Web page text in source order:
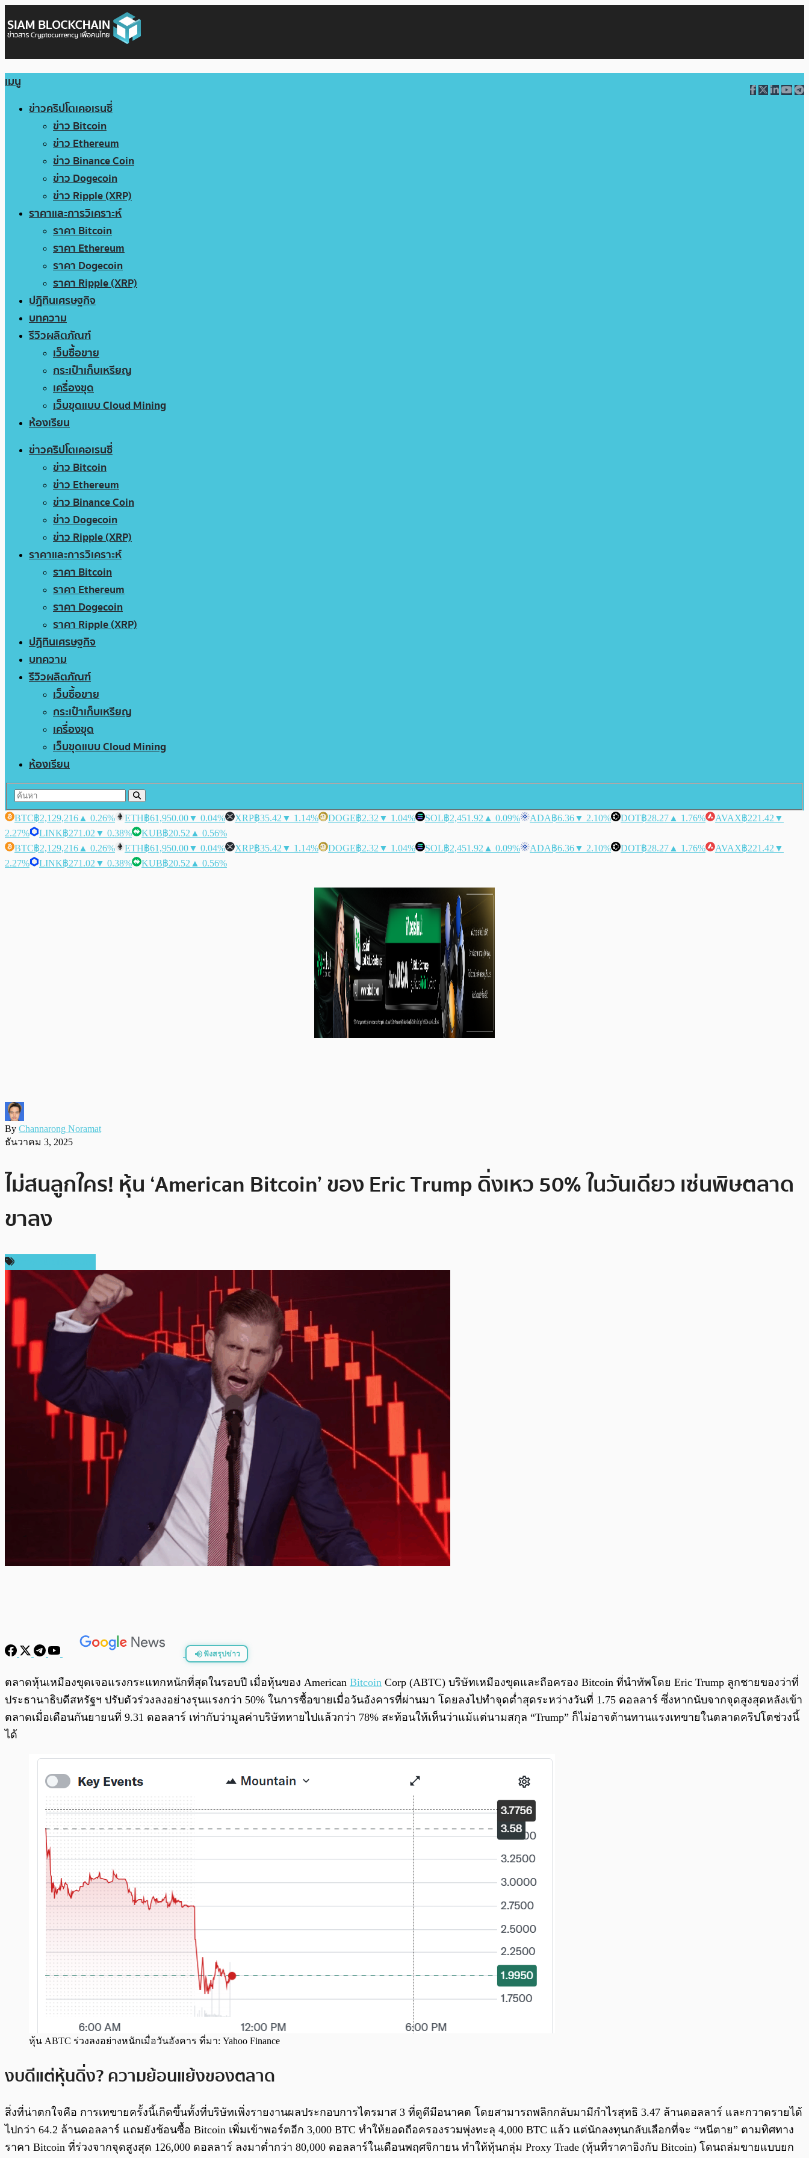
เมนู
ข่าวคริปโตเคอเรนซี่
ข่าว Bitcoin
ข่าว Ethereum
ข่าว Binance Coin
ข่าว Dogecoin
ข่าว Ripple (XRP)
ราคาและการวิเคราะห์
ราคา Bitcoin
ราคา Ethereum
ราคา Dogecoin
ราคา Ripple (XRP)
ปฏิทินเศรษฐกิจ
บทความ
รีวิวผลิตภัณฑ์
เว็บซื้อขาย
กระเป๋าเก็บเหรียญ
เครื่องขุด
เว็บขุดแบบ Cloud Mining
ห้องเรียน
ข่าวคริปโตเคอเรนซี่
ข่าว Bitcoin
ข่าว Ethereum
ข่าว Binance Coin
ข่าว Dogecoin
ข่าว Ripple (XRP)
ราคาและการวิเคราะห์
ราคา Bitcoin
ราคา Ethereum
ราคา Dogecoin
ราคา Ripple (XRP)
ปฏิทินเศรษฐกิจ
บทความ
รีวิวผลิตภัณฑ์
เว็บซื้อขาย
กระเป๋าเก็บเหรียญ
เครื่องขุด
เว็บขุดแบบ Cloud Mining
ห้องเรียน
BTC฿2,129,216 ▲ 0.26% ETH฿61,950.00▼ 0.04% XRP฿35.42 ▼ 1.14% DOGE฿2.32 ▼ 1.04% SOL฿2,451.92 ▲ 0.09% ADA฿6.36▼ 2.10% DOT฿28.27 ▲ 1.76% AVAX฿221.42 ▼
2.27%
LINK฿271.02 ▼ 0.38% KUB฿20.52 ▲ 0.56%
BTC฿2,129,216 ▲ 0.26% ETH฿61,950.00▼ 0.04% XRP฿35.42 ▼ 1.14% DOGE฿2.32 ▼ 1.04% SOL฿2,451.92 ▲ 0.09% ADA฿6.36▼ 2.10% DOT฿28.27 ▲ 1.76% AVAX฿221.42 ▼
2.27%
LINK฿271.02 ▼ 0.38% KUB฿20.52 ▲ 0.56%
By Channarong Noramat
ธันวาคม 3, 2025
ไม่สนลูกใคร! หุ้น ‘American Bitcoin’ ของ Eric Trump ดิ่งเหว 50% ในวันเดียว เซ่นพิษตลาด
ขาลง
ฟังสรุปข่าว
พร้อมเล่น
ตลาดหุ้นเหมืองขุดเจอแรงกระแทกหนักที่สุดในรอบปี เมื่อหุ้นของ American Bitcoin Corp (ABTC) บริษัทเหมืองขุดและถือครอง Bitcoin ที่นำทัพโดย Eric Trump ลูกชายของว่าที่
ประธานาธิบดีสหรัฐฯ ปรับตัวร่วงลงอย่างรุนแรงกว่า 50% ในการซื้อขายเมื่อวันอังคารที่ผ่านมา โดยลงไปทำจุดต่ำสุดระหว่างวันที่ 1.75 ดอลลาร์ ซึ่งหากนับจากจุดสูงสุดหลังเข้า
ตลาดเมื่อเดือนกันยายนที่ 9.31 ดอลลาร์ เท่ากับว่ามูลค่าบริษัทหายไปแล้วกว่า 78% สะท้อนให้เห็นว่าแม้แต่นามสกุล “Trump” ก็ไม่อาจต้านทานแรงเทขายในตลาดคริปโตช่วงนี้
ได้
หุ้น ABTC ร่วงลงอย่างหนักเมื่อวันอังคาร ที่มา: Yahoo Finance
งบดีแต่หุ้นดิ่ง? ความย้อนแย้งของตลาด
สิ่งที่น่าตกใจคือ การเทขายครั้งนี้เกิดขึ้นทั้งที่บริษัทเพิ่งรายงานผลประกอบการไตรมาส 3 ที่ดูดีมีอนาคต โดยสามารถพลิกกลับมามีกำไรสุทธิ 3.47 ล้านดอลลาร์ และกวาดรายได้
ไปกว่า 64.2 ล้านดอลลาร์ แถมยังช้อนซื้อ Bitcoin เพิ่มเข้าพอร์ตอีก 3,000 BTC ทำให้ยอดถือครองรวมพุ่งทะลุ 4,000 BTC แล้ว แต่นักลงทุนกลับเลือกที่จะ “หนีตาย” ตามทิศทาง
ราคา Bitcoin ที่ร่วงจากจุดสูงสุด 126,000 ดอลลาร์ ลงมาต่ำกว่า 80,000 ดอลลาร์ในเดือนพฤศจิกายน ทำให้หุ้นกลุ่ม Proxy Trade (หุ้นที่ราคาอิงกับ Bitcoin) โดนถล่มขายแบบยก